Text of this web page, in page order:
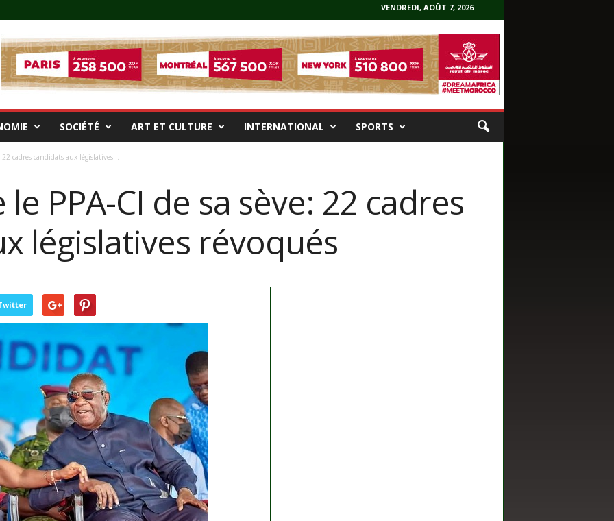
VENDREDI, AOÛT 7, 2026
SOCIÉTÉ ART ET CULTURE INTERNATIONAL SPORTS
22 cadres candidats aux législatives...
PPA-CI de sa sève: 22 cadres
législatives révoqués